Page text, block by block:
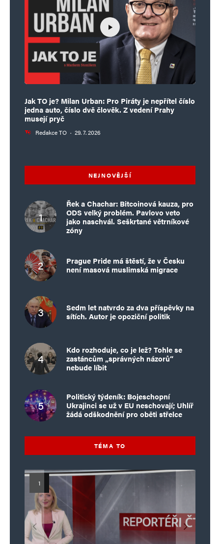
Jak TO je? Milan Urban: Pro Piráty je nepřítel číslo
jedna auto, číslo dvě člověk. Z vedení Prahy
musejí pryč
Redakce TO · 29. 7. 2026
NEJNOVĚJŠÍ
Řek a Chachar: Bitcoinová kauza, pro
ODS velký problém. Pavlovo veto
jako naschvál. Seškrtané větrníkové
zóny
Prague Pride má štěstí, že v Česku
není masová muslimská migrace
Sedm let natvrdo za dva příspěvky na
sítích. Autor je opoziční politik
Kdo rozhoduje, co je lež? Tohle se
zastáncům „správných názorů“
nebude líbit
Politický týdeník: Bojeschopní
Ukrajinci se už v EU neschovají; Uhlíř
žádá odškodnění pro oběti střelce
TÉMA TO
Islamistický teror v EU, 6. díl:
Brutální poprava 85letého
Islamistický teror v EU, 5. díl:
Mýty o Václavu Klausovi:
Pivo, jazz, hádky, loajalita
Vymíráme a politici lžou:
porodnost nezachrání